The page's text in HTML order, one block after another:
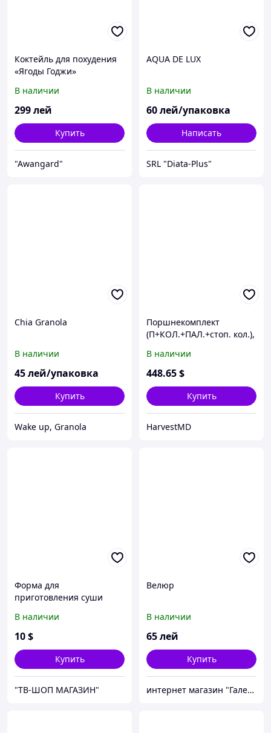
Коктейль для похудения
«Ягоды Годжи»
В наличии
299лей
Купить
"Аwangard"
AQUA DE LUX
В наличии
60лей/упаковка
Написать
SRL "Diata-Plus"
Chia Granola
В наличии
45лей/упаковка
Купить
Wake up, Granola
Поршнекомплект
(П+КОЛ.+ПАЛ.+стоп. кол.),
В наличии
448.65$
Купить
HarvestMD
Форма для
приготовления суши
В наличии
10$
Купить
"ТВ-ШОП МАГАЗИН"
Велюр
В наличии
65лей
Купить
интернет магазин "Галерея кофе"